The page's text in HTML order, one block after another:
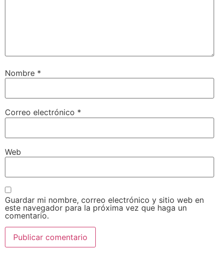
Nombre *
Correo electrónico *
Web
Guardar mi nombre, correo electrónico y sitio web en
este navegador para la próxima vez que haga un
comentario.